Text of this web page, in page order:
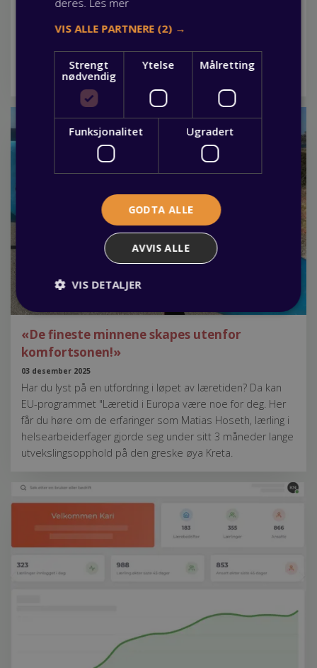
Fagbrev.io gjør lærlingtiden enklere
03 juni 2026
av Fagbrev.io, en nettbasert plattform som samler all
nødvendig info om din lærlingtid? Les mer her.
«De fineste minnene skapes utenfor
komfortsonen!»
03 desember 2025
Har du lyst på en utfordring i løpet av læretiden? Da kan
EU-programmet "Læretid i Europa være noe for deg. Her
får du høre om de erfaringer som Matias Hoseth, lærling i
helsearbeiderfager gjorde seg under sitt 3 måneder lange
utvekslingsopphold på den greske øya Kreta.
deres. Les mer
VIS ALLE PARTNERE (2) →
Strengt
nødvendig
Ytelse Målretting
Funksjonalitet Ugradert
GODTA ALLE
AVVIS ALLE
VIS DETALJER